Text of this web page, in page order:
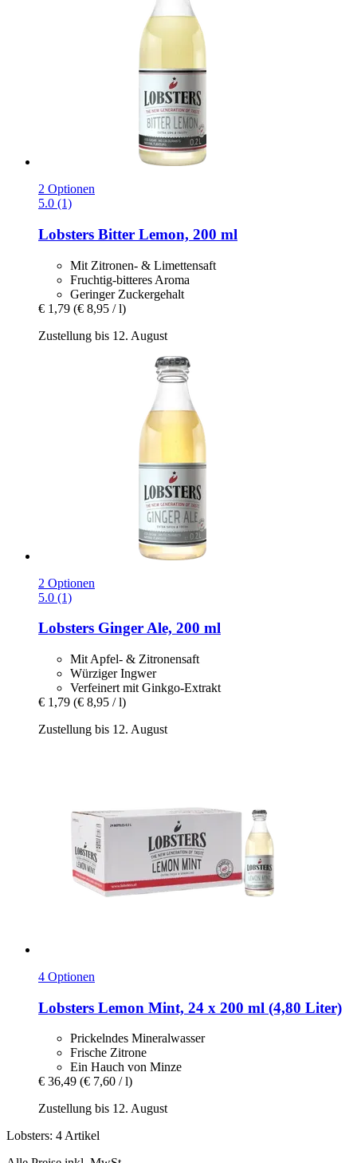
2 Optionen
5.0 (1)
Lobsters Bitter Lemon, 200 ml
Mit Zitronen- & Limettensaft
Fruchtig-bitteres Aroma
Geringer Zuckergehalt
€ 1,79 (€ 8,95 / l)
Zustellung bis 12. August
2 Optionen
5.0 (1)
Lobsters Ginger Ale, 200 ml
Mit Apfel- & Zitronensaft
Würziger Ingwer
Verfeinert mit Ginkgo-Extrakt
€ 1,79 (€ 8,95 / l)
Zustellung bis 12. August
4 Optionen
Lobsters Lemon Mint, 24 x 200 ml (4,80 Liter)
Prickelndes Mineralwasser
Frische Zitrone
Ein Hauch von Minze
€ 36,49 (€ 7,60 / l)
Zustellung bis 12. August
Lobsters: 4 Artikel